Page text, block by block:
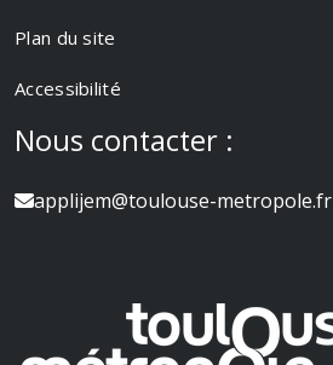
Plan du site
Accessibilité
Nous contacter :
applijem@toulouse-metropole.fr